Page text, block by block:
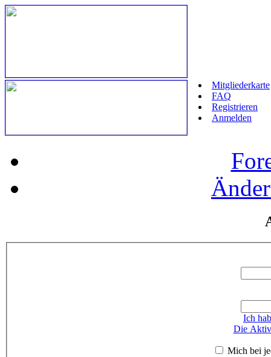
Mitgliederkarte
FAQ
Registrieren
Anmelden
Ich
Die
Mich bei